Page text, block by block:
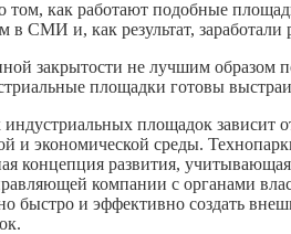
как работают подобные
в СМИ и, как результат,
закрытости не лучшим образом
площадки готовы
площадок зависит
экономической среды.
концепция развития,
компании с органами
быстро и эффективно создать